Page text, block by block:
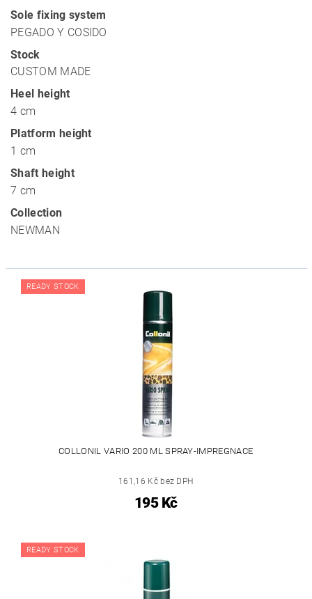
Sole fixing system
PEGADO Y COSIDO
Stock
CUSTOM MADE
Heel height
4 cm
Platform height
1 cm
Shaft height
7 cm
Collection
NEWMAN
READY STOCK
COLLONIL VARIO 200 ML SPRAY-IMPREGNACE
161,16 Kč bez DPH
195 Kč
READY STOCK